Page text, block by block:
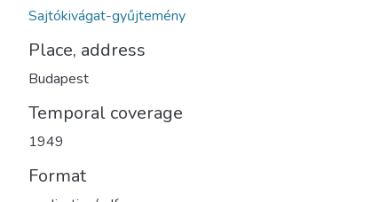
Sajtókivágat-gyűjtemény
Place, address
Budapest
Temporal coverage
1949
Format